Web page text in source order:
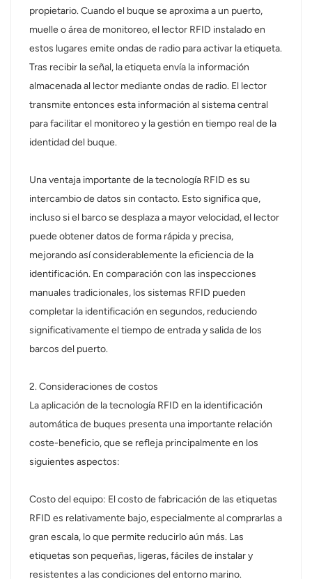
magyar
propietario. Cuando el buque se aproxima a un puerto,
muelle o área de monitoreo, el lector RFID instalado en
estos lugares emite ondas de radio para activar la etiqueta.
Tras recibir la señal, la etiqueta envía la información
almacenada al lector mediante ondas de radio. El lector
transmite entonces esta información al sistema central
para facilitar el monitoreo y la gestión en tiempo real de la
identidad del buque.
Una ventaja importante de la tecnología RFID es su
intercambio de datos sin contacto. Esto significa que,
incluso si el barco se desplaza a mayor velocidad, el lector
puede obtener datos de forma rápida y precisa,
mejorando así considerablemente la eficiencia de la
identificación. En comparación con las inspecciones
manuales tradicionales, los sistemas RFID pueden
completar la identificación en segundos, reduciendo
significativamente el tiempo de entrada y salida de los
barcos del puerto.
2. Consideraciones de costos
La aplicación de la tecnología RFID en la identificación
automática de buques presenta una importante relación
coste-beneficio, que se refleja principalmente en los
siguientes aspectos:
Costo del equipo: El costo de fabricación de las etiquetas
RFID es relativamente bajo, especialmente al comprarlas a
gran escala, lo que permite reducirlo aún más. Las
etiquetas son pequeñas, ligeras, fáciles de instalar y
resistentes a las condiciones del entorno marino.